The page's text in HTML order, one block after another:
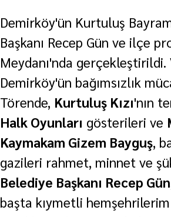
Demirköy'ün Kurtuluş
Başkanı Recep Gün ve ilçe
Meydanı'nda
Demirköy'ün bağımsızlık
Törende, Kurtuluş Kızı'nın
Halk Oyunları gösterileri ve
Kaymakam Gizem Bayguş,
gazileri rahmet, minnet ve
Belediye Başkanı Recep Gün
başta kıymetli